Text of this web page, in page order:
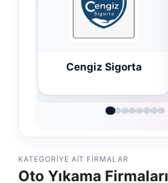
Cengiz Sigorta
KATEGORIYE AIT FIRMALAR
Oto Yıkama Firmaları